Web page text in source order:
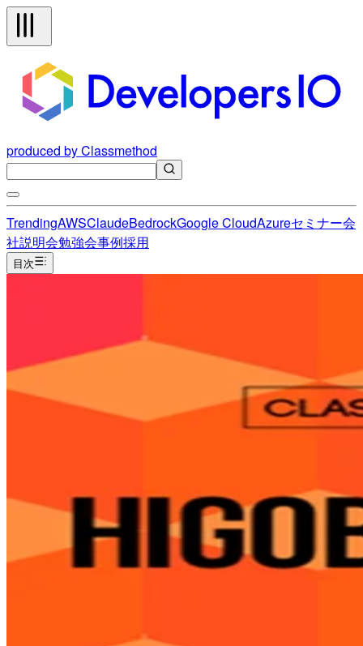
produced by Classmethod
TrendingAWSClaudeBedrockGoogle CloudAzureセミナー会
社説明会勉強会事例採用
目次